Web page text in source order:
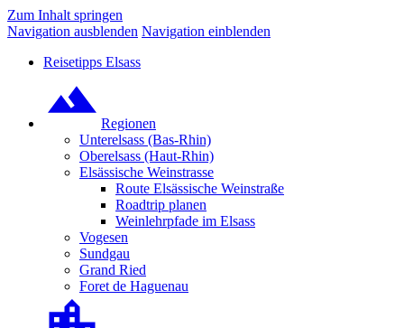
Zum Inhalt springen
Navigation ausblenden Navigation einblenden
Reisetipps Elsass
Regionen
Unterelsass (Bas-Rhin)
Oberelsass (Haut-Rhin)
Elsässische Weinstrasse
Route Elsässische Weinstraße
Roadtrip planen
Weinlehrpfade im Elsass
Vogesen
Sundgau
Grand Ried
Foret de Haguenau